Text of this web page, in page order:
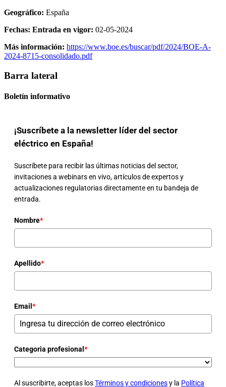
Geográfico: España
Fechas: Entrada en vigor: 02-05-2024
Más información: https://www.boe.es/buscar/pdf/2024/BOE-A-
2024-8715-consolidado.pdf
Barra lateral
Boletín informativo
¡Suscríbete a la newsletter líder del sector
eléctrico en España!
Suscríbete para recibir las últimas noticias del sector,
invitaciones a webinars en vivo, artículos de expertos y
actualizaciones regulatorias directamente en tu bandeja de
entrada.
Nombre*
Apellido*
Email *
Categoria profesional *
Al suscribirte, aceptas losTérminos y condicionesy la Política